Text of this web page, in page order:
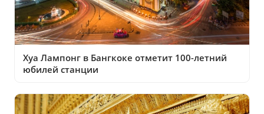
Хуа Лампонг в Бангкоке отметит 100-летний
юбилей станции